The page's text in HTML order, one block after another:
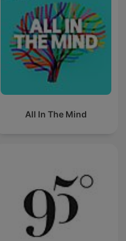
All In The Mind